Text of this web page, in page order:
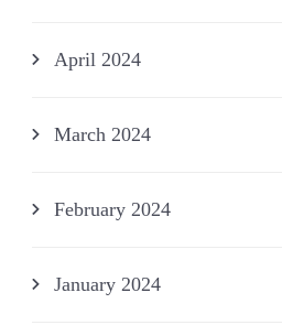
April 2024
March 2024
February 2024
January 2024